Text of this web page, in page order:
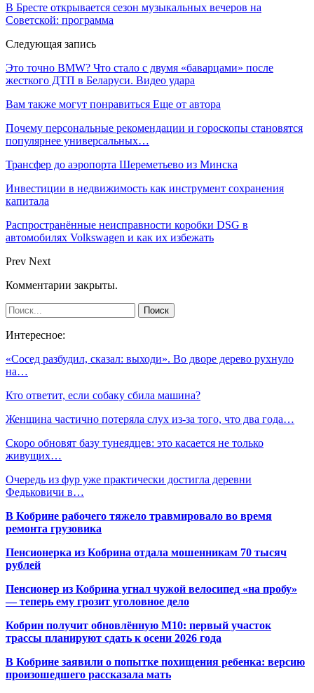
В Бресте открывается сезон музыкальных вечеров на
Советской: программа
Следующая запись
Это точно BMW? Что стало с двумя «баварцами» после
жесткого ДТП в Беларуси. Видео удара
Вам также могут понравиться Еще от автора
Почему персональные рекомендации и гороскопы становятся
популярнее универсальных…
Трансфер до аэропорта Шереметьево из Минска
Инвестиции в недвижимость как инструмент сохранения
капитала
Распространённые неисправности коробки DSG в
автомобилях Volkswagen и как их избежать
Prev Next
Комментарии закрыты.
Интересное:
«Сосед разбудил, сказал: выходи». Во дворе дерево рухнуло
на…
Кто ответит, если собаку сбила машина?
Женщина частично потеряла слух из-за того, что два года…
Скоро обновят базу тунеядцев: это касается не только
живущих…
Очередь из фур уже практически достигла деревни
Федьковичи в…
В Кобрине рабочего тяжело травмировало во время
ремонта грузовика
Пенсионерка из Кобрина отдала мошенникам 70 тысяч
рублей
Пенсионер из Кобрина угнал чужой велосипед «на пробу»
— теперь ему грозит уголовное дело
Кобрин получит обновлённую М10: первый участок
трассы планируют сдать к осени 2026 года
В Кобрине заявили о попытке похищения ребенка: версию
произошедшего рассказала мать